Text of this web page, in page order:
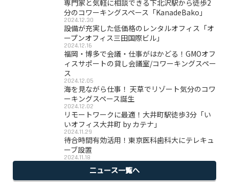
専門家と気軽に相談できる下北沢駅から徒歩2
分のコワーキングスペース「KanadeBako」
2024.12.30
設備が充実した低価格のレンタルオフィス「オ
ープンオフィス三田国際ビル」
2024.12.16
福岡・博多で会議・仕事がはかどる！GMOオフ
ィスサポートの貸し会議室/コワーキングスペー
ス
2024.12.05
海を見ながら仕事！ 天草でリゾート気分のコワ
ーキングスペース誕生
2024.12.02
リモートワークに最適！大井町駅徒歩3分「い
いオフィス大井町 by カテナ」
2024.11.29
待合時間有効活用！東京医科歯科大にテレキュ
ーブ設置
2024.11.18
ニュース一覧へ